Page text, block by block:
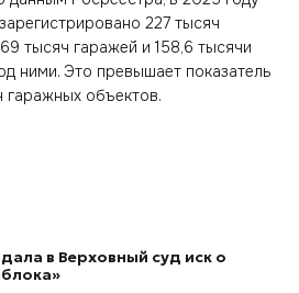
227 тысяч
тысяч гаражей и 158,6 тысячи
ними. Это превышает показатель
объектов.
в Верховный суд иск о